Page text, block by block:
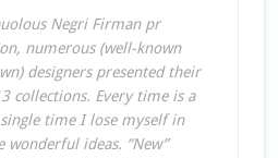
Negri Firman pr
numerous (well-known
designers presented their
collections. Every time is a
time I lose myself in
ideas. “New”